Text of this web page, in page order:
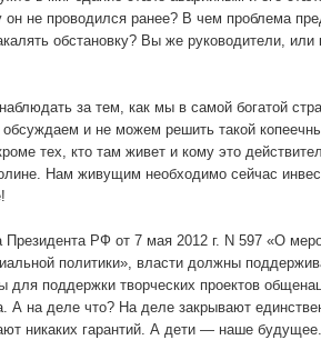
он не проводился ранее? В чем проблема
обстановку? Вы же руководители,
за тем, как мы в самой богатой
обсуждаем и не можем решить такой
тех, кто там живет и кому это
Нам живущим необходимо сейчас
Президента РФ от 7 мая 2012 г. N 597 «О
политики», власти должны
для поддержки творческих проектов
А на деле что? На деле закрывают
никаких гарантий. А дети — наше